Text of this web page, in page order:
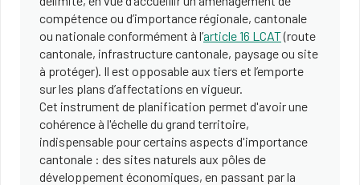
compétence ou d’importance régionale, cantonale
ou nationale conformément à l’article 16 LCAT(route
cantonale, infrastructure cantonale, paysage ou site
à protéger). Il est opposable aux tiers et l’emporte
sur les plans d’affectations en vigueur.
Cet instrument de planification permet d'avoir une
cohérence à l'échelle du grand territoire,
indispensable pour certains aspects d'importance
cantonale : des sites naturels aux pôles de
développement économiques, en passant par la